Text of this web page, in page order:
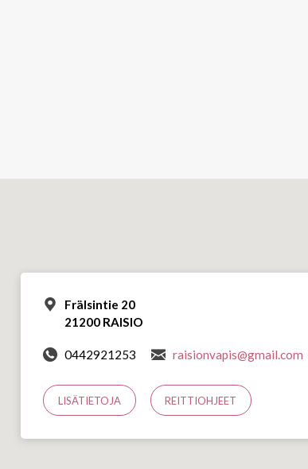
Frälsintie 20
21200 RAISIO
0442921253 raisionvapis@gmail.com
LISÄTIETOJA REITTIOHJEET